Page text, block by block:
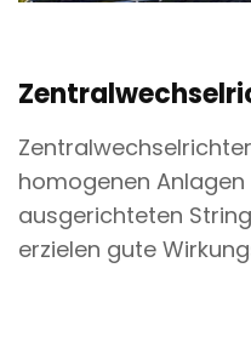
homogenen
ausgerichteten
erzielen gute